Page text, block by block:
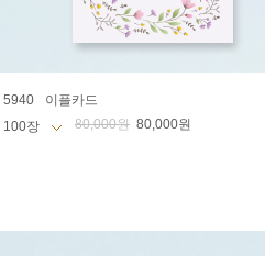
5940
이플카드
80,000원 80,000원